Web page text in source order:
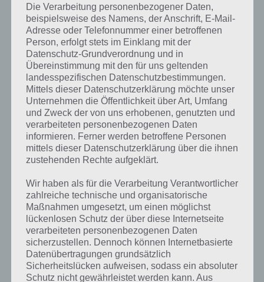
Kurze Begriffserklärung zur Lösung
Ahorn
Ahorn ist die Lösung für das tägliche Rätsel am 27.9.2019 in 4 Bilder 1
Wort, doch welche Bedeutung hat dieses eigentlich und was gibt es
dazu zu wissen? Passt das Wort auch zu Chile? Zu bestimmten
Lösungen präsentieren wir daher auch immer eine kurze
Begriffserklärung!
Die Verarbeitung personenbezogener Daten,
beispielsweise des Namens, der Anschrift, E-Mail-
Adresse oder Telefonnummer einer betroffenen
Person, erfolgt stets im Einklang mit der
Datenschutz-Grundverordnung und in
Übereinstimmung mit den für uns geltenden
landesspezifischen Datenschutzbestimmungen.
Mittels dieser Datenschutzerklärung möchte unser
Unternehmen die Öffentlichkeit über Art, Umfang
und Zweck der von uns erhobenen, genutzten und
verarbeiteten personenbezogenen Daten
informieren. Ferner werden betroffene Personen
mittels dieser Datenschutzerklärung über die ihnen
zustehenden Rechte aufgeklärt.
Wir haben als für die Verarbeitung Verantwortlicher
zahlreiche technische und organisatorische
Maßnahmen umgesetzt, um einen möglichst
lückenlosen Schutz der über diese Internetseite
verarbeiteten personenbezogenen Daten
sicherzustellen. Dennoch können Internetbasierte
Datenübertragungen grundsätzlich
Sicherheitslücken aufweisen, sodass ein absoluter
Schutz nicht gewährleistet werden kann. Aus